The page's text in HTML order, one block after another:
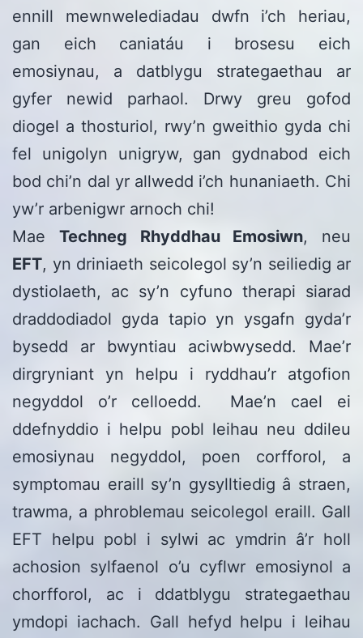
ennill mewnwelediadau dwfn i’ch heriau,
gan eich caniatáu i brosesu eich
emosiynau, a datblygu strategaethau ar
gyfer newid parhaol. Drwy greu gofod
diogel a thosturiol, rwy’n gweithio gyda chi
fel unigolyn unigryw, gan gydnabod eich
bod chi’n dal yr allwedd i’ch hunaniaeth. Chi
yw’r arbenigwr arnoch chi!
Mae Techneg Rhyddhau Emosiwn, neu
EFT, yn driniaeth seicolegol sy’n seiliedig ar
dystiolaeth, ac sy’n cyfuno therapi siarad
draddodiadol gyda tapio yn ysgafn gyda’r
bysedd ar bwyntiau aciwbwysedd. Mae’r
dirgryniant yn helpu i ryddhau’r atgofion
negyddol o’r celloedd. Mae’n cael ei
ddefnyddio i helpu pobl leihau neu ddileu
emosiynau negyddol, poen corfforol, a
symptomau eraill sy’n gysylltiedig â straen,
trawma, a phroblemau seicolegol eraill. Gall
EFT helpu pobl i sylwi ac ymdrin â’r holl
achosion sylfaenol o’u cyflwr emosiynol a
chorfforol, ac i ddatblygu strategaethau
ymdopi iachach. Gall hefyd helpu i leihau